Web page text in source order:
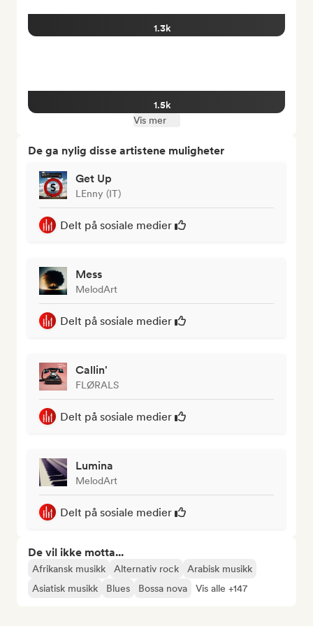
1.3k
1.5k
Vis mer
De ga nylig disse artistene muligheter
Get Up
LEnny (IT)
Delt på sosiale medier
Mess
MelodArt
Delt på sosiale medier
Callin'
FLØRALS
Delt på sosiale medier
Lumina
MelodArt
Delt på sosiale medier
De vil ikke motta...
Afrikansk musikk Alternativ rock
Arabisk musikk
Asiatisk musikk
Blues Bossa nova Vis alle +147